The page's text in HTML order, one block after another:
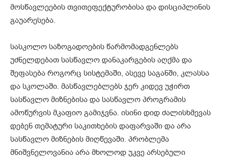
მოსწავლეების თვითეფექტურობისა და დისციპლინის
გაუარესება.
სასკოლო საზოგადოების წარმომადგენლებს
უძნელდებათ სასწავლო დანაკარგების აღქმა და
შეფასება როგორც სისტემაში, ასევე საგანში, კლასსა
და სკოლაში. მასწავლებლებს ჯერ კიდევ უჭირთ
სასწავლო მიზნებისა და სასწავლო პროგრამის
ამოწურვის მკაფიო გამიჯვნა. ისინი დიდ ძალისხმევას
დებენ თემატური საკითხების დაფარვაში და არა
სასწავლო მიზნების მიღწევაში. პრობლემა
მნიშვნელოვანია არა მხოლოდ უკვე არსებული